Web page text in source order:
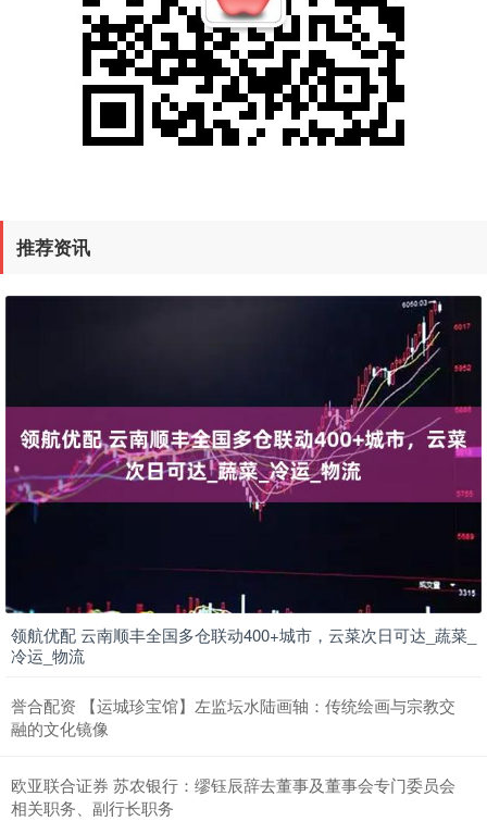
推荐资讯
领航优配 云南顺丰全国多仓联动400+城市，云菜次日可达_蔬菜_
冷运_物流
誉合配资 【运城珍宝馆】左监坛水陆画轴：传统绘画与宗教交
融的文化镜像
欧亚联合证券 苏农银行：缪钰辰辞去董事及董事会专门委员会
相关职务、副行长职务